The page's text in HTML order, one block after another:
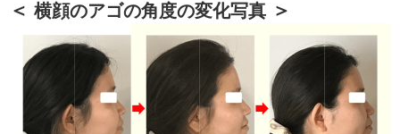
横顔のアゴの角度の変化写真